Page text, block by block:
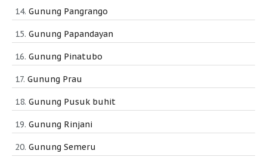
Gunung Pangrango
Gunung Papandayan
Gunung Pinatubo
Gunung Prau
Gunung Pusuk buhit
Gunung Rinjani
Gunung Semeru